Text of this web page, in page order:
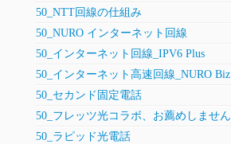
50_NTT回線の仕組み
50_NURO インターネット回線
50_インターネット回線_IPV6 Plus
50_インターネット高速回線_NURO Biz
50_セカンド固定電話
50_フレッツ光コラボ、お薦めしません
50_ラピッド光電話